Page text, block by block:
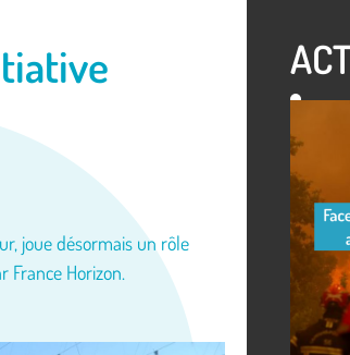
joue désormais un rôle
France Horizon.